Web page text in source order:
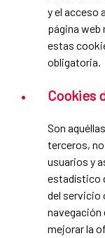
y el acceso
página web
estas
obligatoria.
Cookies
Son
terceros,
usuarios y
estadístico
del servicio
navegación
mejorar la